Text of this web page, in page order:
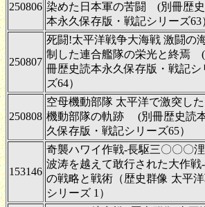
250806 染めた日本軍の苦闘 (別冊歴
本永久保存版・戦記シリーズ63
250807
死闘!太平洋戦争大海戦 激闘の
制した連合艦隊の栄光と終焉 (
冊歴史読本永久保存版・戦記シ
ズ64）
250808
空母機動部隊 太平洋で激突し
機動部隊の軌跡 (別冊歴史読
久保存版・戦記シリーズ65）
153146
奇襲ハワイ作戦-長駆三〇〇〇
波涛を越えて敢行された大作戦
の戦略と戦術（歴史群像 太平
シリーズ 1）